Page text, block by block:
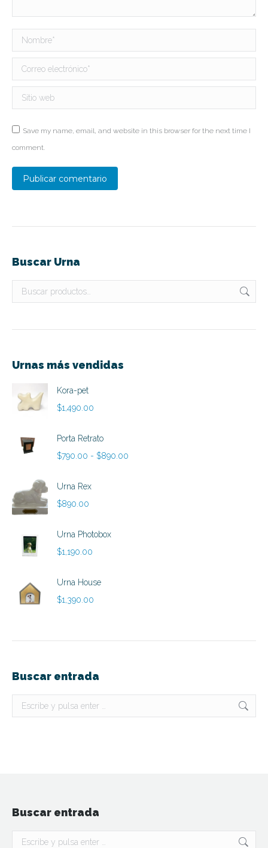
Nombre *
Correo electrónico *
Sitio web
Save my name, email, and website in this browser for the next time I
comment.
Publicar comentario
Buscar Urna
Urnas más vendidas
Kora-pet
$1,490.00
Porta Retrato
$790.00 - $890.00
Urna Rex
$890.00
Urna Photobox
$1,190.00
Urna House
$1,390.00
Buscar entrada
Buscar:
Buscar entrada
Buscar: